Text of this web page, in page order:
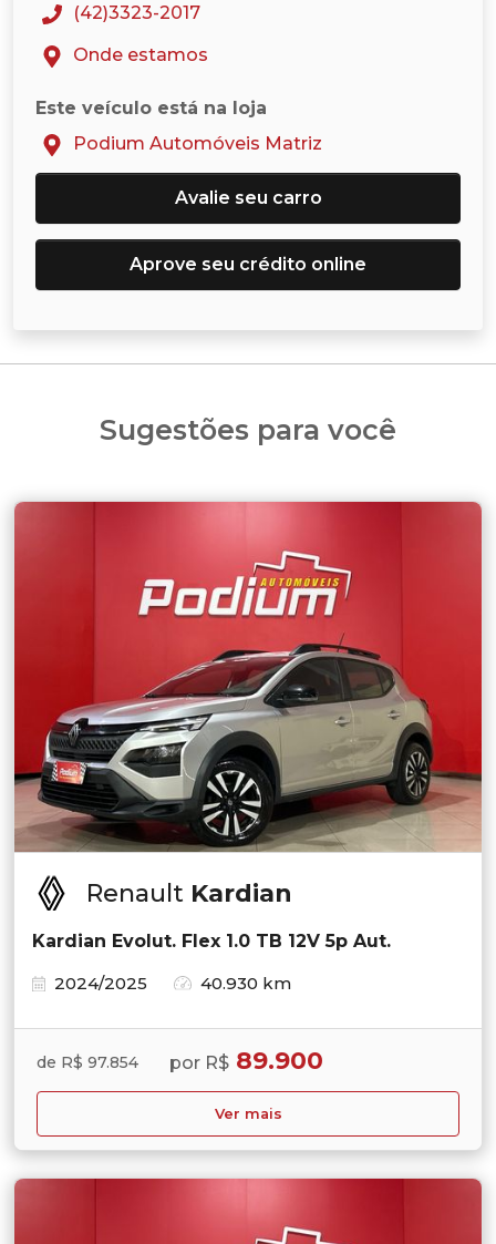
(42)3323-2017
Onde estamos
Este veículo está na loja
Podium Automóveis Matriz
Avalie seu carro
Aprove seu crédito online
Sugestões para você
Renault Kardian
Kardian Evolut. Flex 1.0 TB 12V 5p Aut.
2024/2025
40.930 km
de R$ 97.854 por R$ 89.900
Ver mais